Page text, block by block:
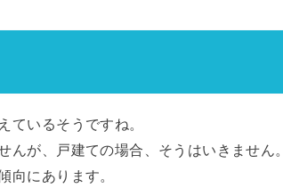
ているそうですね。
が、戸建ての場合、そうはいきません。
向にあります。